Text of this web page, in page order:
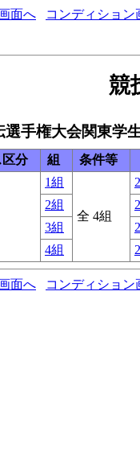
面へ
コンディション
競
手権大会関東学
区分 組
条件等
1組
全 4組
2組
3組
4組
面へ
コンディション